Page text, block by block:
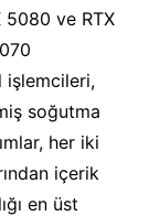
5080 ve RTX
işlemcileri,
soğutma
her iki
içerik
en üst